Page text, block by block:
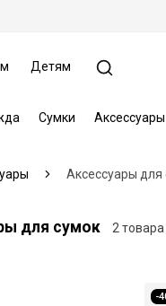
Детям
Сумки Аксессуары
Аксессуары для
для сумок 2 товара
-